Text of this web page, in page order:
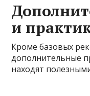
и
Кроме базовых
дополнительные
находят